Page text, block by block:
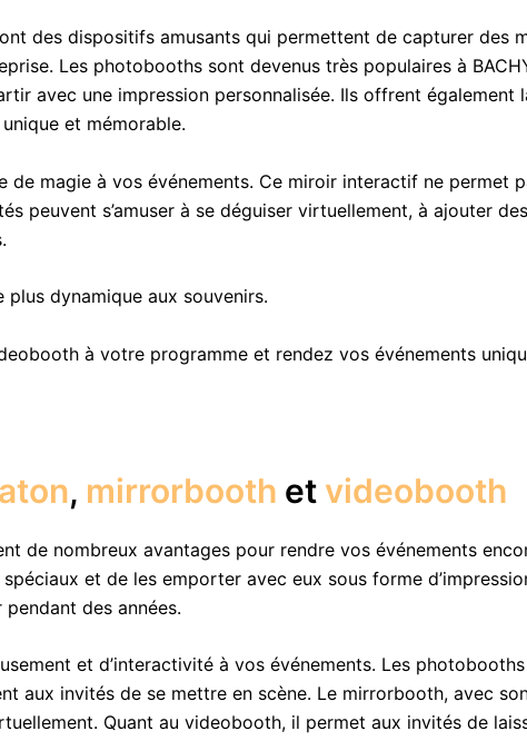
des dispositifs amusants qui permettent de capturer des
Les photobooths sont devenus très populaires à
avec une impression personnalisée. Ils offrent
et mémorable.
magie à vos événements. Ce miroir interactif ne permet
peuvent s’amuser à se déguiser virtuellement, à ajouter
dynamique aux souvenirs.
à votre programme et rendez vos événements
, mirrorbooth et videobooth
de nombreux avantages pour rendre vos événements
et de les emporter avec eux sous forme
des années.
et d’interactivité à vos événements. Les
aux invités de se mettre en scène. Le mirrorbooth, avec
Quant au videobooth, il permet aux invités de